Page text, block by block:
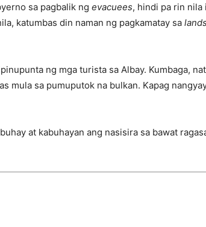
sa pagbalik ng evacuees, hindi pa rin nila
katumbas din naman ng pagkamatay sa
ng mga turista sa Albay. Kumbaga,
mula sa pumuputok na bulkan. Kapag
at kabuhayan ang nasisira sa bawat